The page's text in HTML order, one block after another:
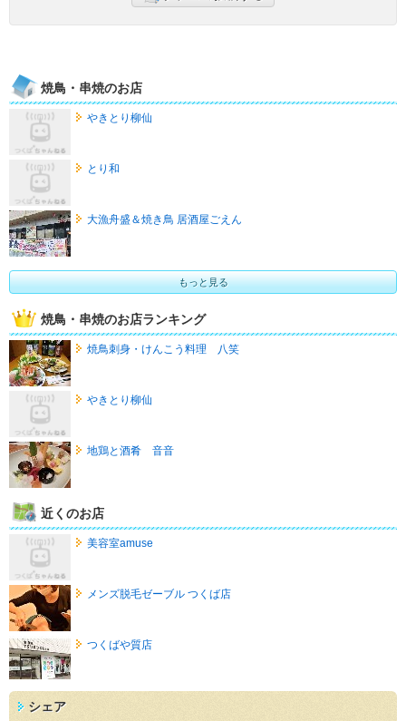
焼鳥・串焼のお店
やきとり柳仙
とり和
大漁舟盛＆焼き鳥 居酒屋ごえん
もっと見る
焼鳥・串焼のお店ランキング
焼鳥刺身・けんこう料理 八笑
やきとり柳仙
地鶏と酒肴 音音
近くのお店
美容室amuse
メンズ脱毛ゼーブル つくば店
つくばや質店
シェア